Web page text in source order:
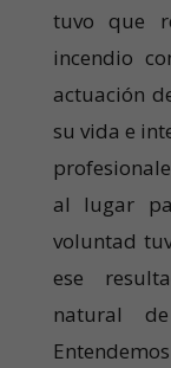
tuvo que
incendio
actuación
su vida e
al lugar
voluntad
ese
natural